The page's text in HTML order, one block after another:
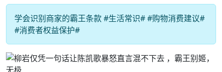
学会识别商家的霸王条款 #生活常识# #购物消费建议#
#消费者权益保护#